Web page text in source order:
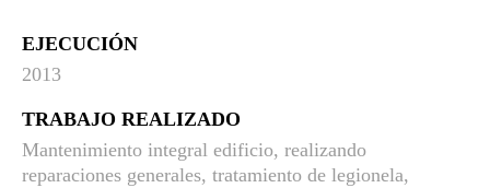
EJECUCIÓN
2013
TRABAJO REALIZADO
Mantenimiento integral edificio, realizando
reparaciones generales, tratamiento de legionela,